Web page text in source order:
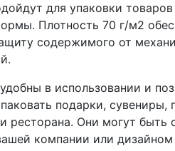
для упаковки
Плотность 70 г/м2
содержимого от
в использовании и
подарки, сувениры,
ресторана. Они могут быть
компании или